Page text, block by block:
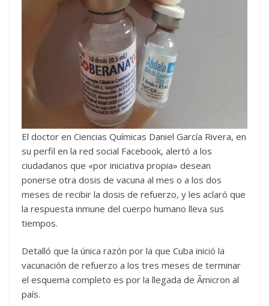
El doctor en Ciencias Químicas Daniel García Rivera, en
su perfil en la red social Facebook, alertó a los
ciudadanos que «por iniciativa propia» desean
ponerse otra dosis de vacuna al mes o a los dos
meses de recibir la dosis de refuerzo, y les aclaró que
la respuesta inmune del cuerpo humano lleva sus
tiempos.
Detalló que la única razón por la que Cuba inició la
vacunación de refuerzo a los tres meses de terminar
el esquema completo es por la llegada de Ãmicron al
país.